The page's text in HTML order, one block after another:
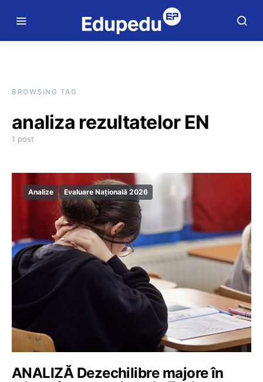
BROWSING TAG
analiza rezultatelor EN
1 post
Analize Evaluare Națională 2026
ANALIZĂ Dezechilibre majore în